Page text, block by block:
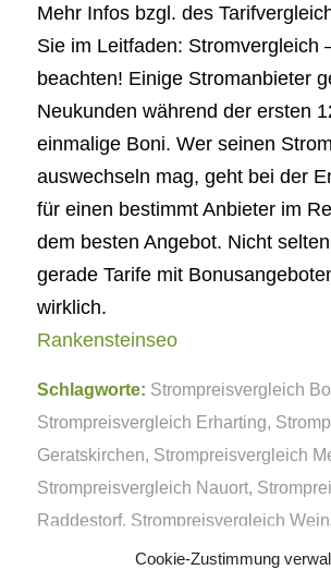
Cookie-Zustimmung
Mehr Infos bzgl. des
Sie im Leitfaden: Stromvergleich
beachten! Einige Stromanbieter
Neukunden während der ersten
einmalige Boni. Wer seinen
auswechseln mag, geht bei der
für einen bestimmt Anbieter im
dem besten Angebot. Nicht
gerade Tarife mit
wirklich.
Rankensteinseo
Schlagworte: Strompreisvergleich
Strompreisvergleich Erharting,
Geratskirchen, Strompreisvergleich
Strompreisvergleich Nauort,
Raddestorf, Strompreisvergleich